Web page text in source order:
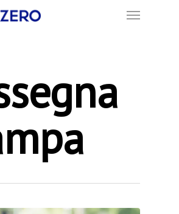
Menu